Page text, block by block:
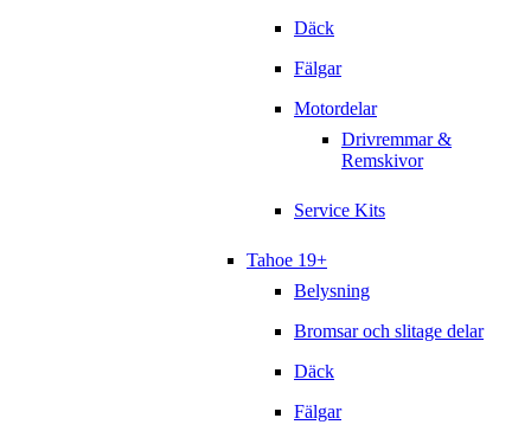
Däck
Fälgar
Motordelar
Drivremmar &
Remskivor
Service Kits
Tahoe 19+
Belysning
Bromsar och slitage delar
Däck
Fälgar